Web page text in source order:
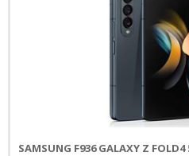
SAMSUNG F936 GALAXY Z FOLD4